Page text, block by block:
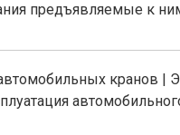
предъявляемые к
кранов |